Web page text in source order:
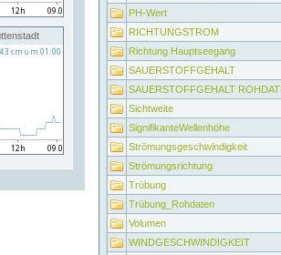
PH-Wert
RICHTUNGSTROM
Richtung Hauptseegang
SAUERSTOFFGEHALT
SAUERSTOFFGEHALT
Sichtweite
SignifikanteWellenhöhe
Strömungsgeschwindigkeit
Strömungsrichtung
Trübung
Trübung_Rohdaten
Volumen
WINDGESCHWINDIGKEIT